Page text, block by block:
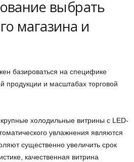
выбрать
магазина и
базироваться на специфике
продукции и масштабах торговой
холодильные витрины с LED-
увлажнения являются
существенно увеличить срок
качественная витрина